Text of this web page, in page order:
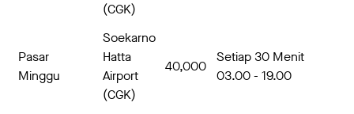
(CGK)
Pasar
Minggu
Soekarno
Hatta
Airport
(CGK)
40,000
Setiap 30 Menit
03.00 - 19.00